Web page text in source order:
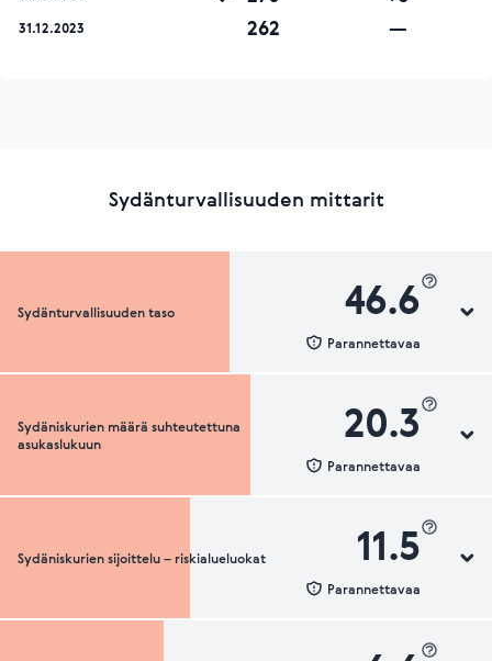
31.12.2023 262 —
Sydänturvallisuuden mittarit
Sydänturvallisuuden taso 46.6
Parannettavaa
Sydänturvallisuuden luokka
Sydäniskurien määrä suhteutettuna
asukaslukuun
20.3
Parannettavaa
Sydäniskurien määrä suhteutettuna asukaslukuun
Sydäniskurien sijoittelu – riskialueluokat 11.5
Parannettavaa